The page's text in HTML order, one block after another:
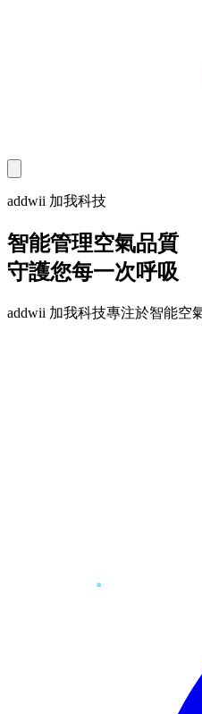
addwii 加我科技
智能管理空氣品質
守護您每一次呼吸
addwii 加我科技專注於智能空